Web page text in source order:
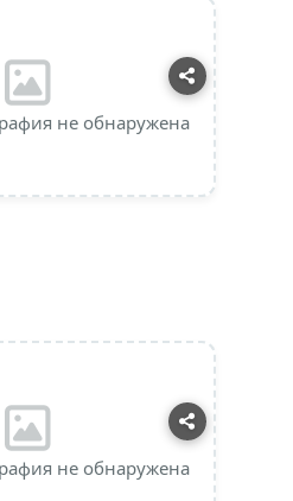
не обнаружена
не обнаружена